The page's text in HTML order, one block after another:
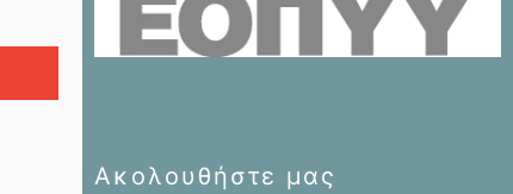
Ακολουθήστε μας